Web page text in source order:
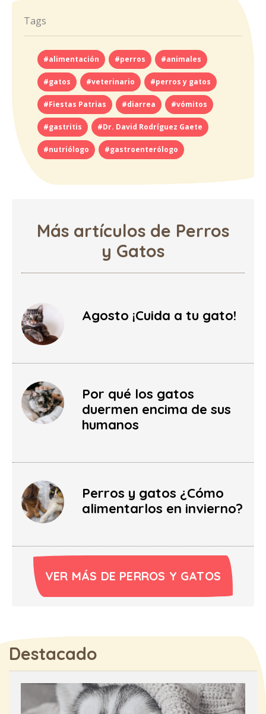
Tags
#alimentación #perros #animales
#gatos #veterinario #perros y gatos
#Fiestas Patrias #diarrea #vómitos
#gastritis #Dr. David Rodríguez Gaete
#nutriólogo #gastroenterólogo
Más artículos de Perros
y Gatos
Agosto ¡Cuida a tu gato!
Por qué los gatos
duermen encima de sus
humanos
Perros y gatos ¿Cómo
alimentarlos en invierno?
VER MÁS DE PERROS Y GATOS
Destacado